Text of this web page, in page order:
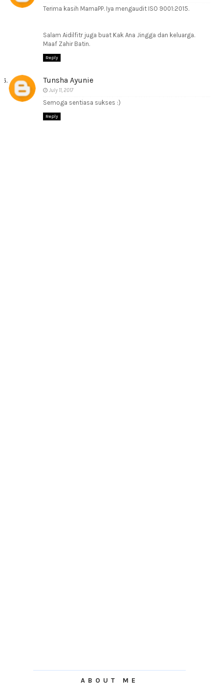
Terima kasih MamaPP. Iya mengaudit ISO 9001:2015.
Salam Aidilfitr juga buat Kak Ana Jingga dan keluarga.
Maaf Zahir Batin.
Reply
Tunsha Ayunie
July 11, 2017
Semoga sentiasa sukses :)
Reply
ABOUT ME